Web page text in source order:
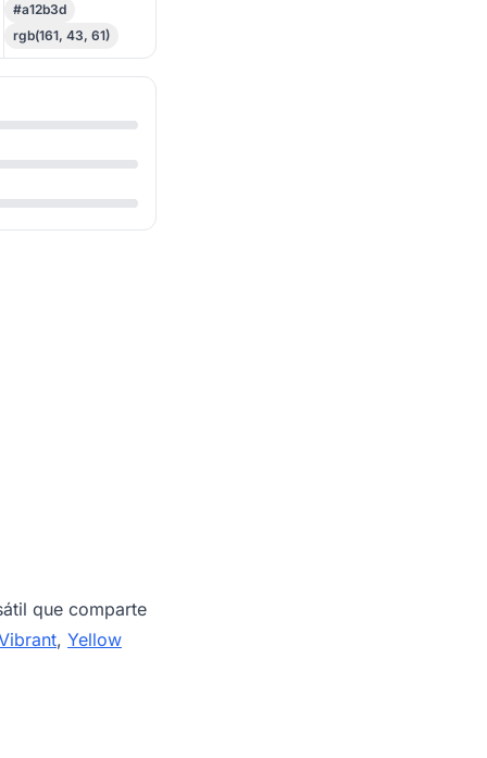
#a12b3d
rgb(161, 43, 61)
que comparte
, Yellow